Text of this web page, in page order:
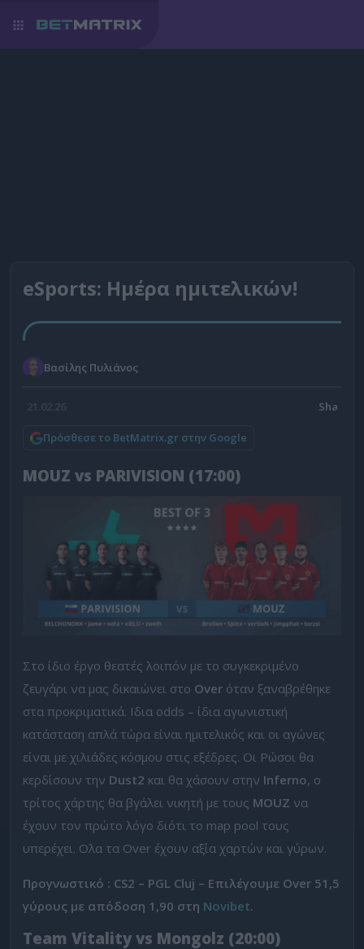
eSports: Ημέρα ημιτελικών!
Βασίλης Πυλιάνος
21.02.26
Πρόσθεσε το BetMatrix.gr στην Google
MOUZ vs PARIVISION (17:00)
Στο ίδιο έργο θεατές λοιπόν με το συγκεκριμένο
ζευγάρι να μας δικαιώνει στο Over όταν ξαναβρέθηκε
στα προκριματικά. Ιδια odds – ίδια αγωνιστική
κατάσταση απλά τώρα είναι ημιτελικός και οι αγώνες
είναι με χιλιάδες κόσμου στις εξέδρες. Οι Ρώσοι θα
κερδίσουν την Dust2 και θα χάσουν στην Inferno, ο
τρίτος χάρτης θα βγάλει νικητή με τους MOUZ να
έχουν τον πρώτο λόγο διότι το map pool τους
υπερέχει. Ολα τα Over έχουν αξία χαρτών και γύρων.
Προγνωστικό : CS2 – PGL Cluj – Επιλέγουμε Over 51,5
γύρους με απόδοση 1,90 στη Novibet.
Team Vitality vs Mongolz (20:00)